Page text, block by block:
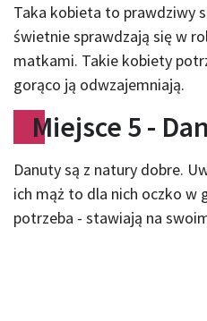
Taka kobieta to prawdziwy
świetnie sprawdzają się w
matkami. Takie kobiety
gorąco ją odwzajemniają.
Miejsce 5 -
Danuty są z natury dobre.
ich mąż to dla nich oczko w
potrzeba - stawiają na